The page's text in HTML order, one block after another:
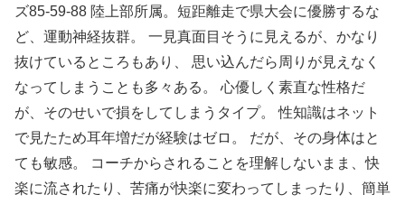
ズ85-59-88 陸上部所属。短距離走で県大会に優勝するな
ど、運動神経抜群。 一見真面目そうに見えるが、かなり
抜けているところもあり、 思い込んだら周りが見えなく
なってしまうことも多々ある。 心優しく素直な性格だ
が、そのせいで損をしてしまうタイプ。 性知識はネット
で見たため耳年増だが経験はゼロ。 だが、その身体はと
ても敏感。 コーチからされることを理解しないまま、快
楽に流されたり、苦痛が快楽に変わってしまったり、簡単